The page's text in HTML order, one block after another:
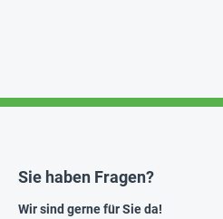
Sie haben Fragen?
Wir sind gerne für Sie da!